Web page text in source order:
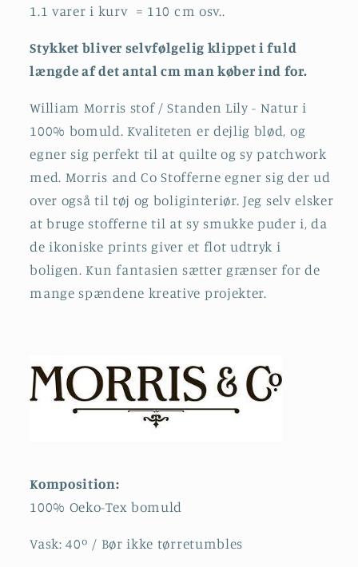
1.1 varer i kurv = 110 cm osv..
Stykket bliver selvfølgelig klippet i fuld
længde af det antal cm man køber ind for.
William Morris stof / Standen Lily - Natur i
100% bomuld. Kvaliteten er dejlig blød, og
egner sig perfekt til at quilte og sy patchwork
med. Morris and Co Stofferne egner sig der ud
over også til tøj og boliginteriør. Jeg selv elsker
at bruge stofferne til at sy smukke puder i, da
de ikoniske prints giver et flot udtryk i
boligen.Kun fantasien sætter grænser for de
mange spændene kreative projekter.
Komposition:
100% Oeko-Tex bomuld
Vask: 40º / Bør ikke tørretumbles